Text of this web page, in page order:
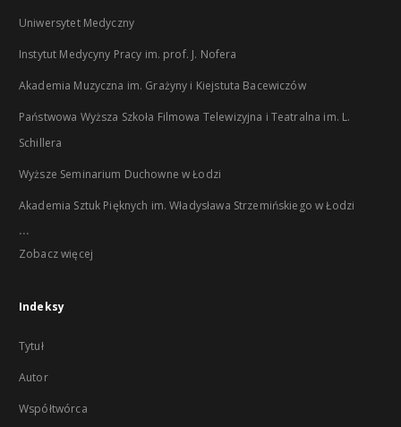
Uniwersytet Medyczny
Instytut Medycyny Pracy im. prof. J. Nofera
Akademia Muzyczna im. Grażyny i Kiejstuta Bacewiczów
Państwowa Wyższa Szkoła Filmowa Telewizyjna i Teatralna im. L.
Schillera
Wyższe Seminarium Duchowne w Łodzi
Akademia Sztuk Pięknych im. Władysława Strzemińskiego w Łodzi
...
Zobacz więcej
Indeksy
Tytuł
Autor
Współtwórca